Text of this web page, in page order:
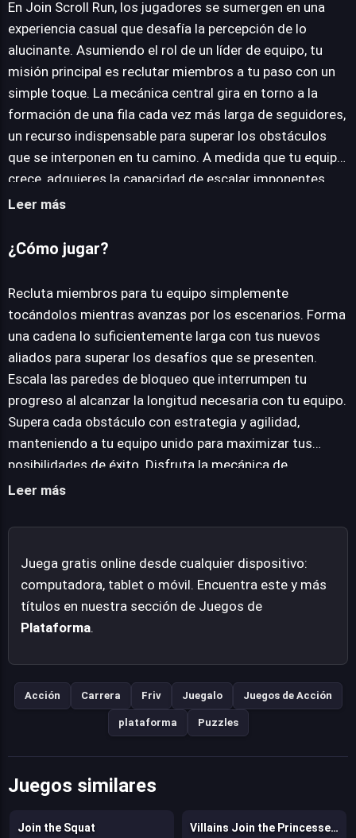
JUEGALO AHORA
En Join Scroll Run, los jugadores se sumergen en una
experiencia casual que desafía la percepción de lo
alucinante. Asumiendo el rol de un líder de equipo, tu
misión principal es reclutar miembros a tu paso con un
simple toque. La mecánica central gira en torno a la
formación de una fila cada vez más larga de seguidores,
un recurso indispensable para superar los obstáculos
que se interponen en tu camino. A medida que tu equipo
crece, adquieres la capacidad de escalar imponentes
paredes de bloqueo, progresando a través de niveles
dinámica interesante al comparar la facilidad de
relaciones reales, sugiriendo una fragilidad inherente al
vínculo digital que, sin embargo, no resta diversión a la
propuesta. Se trata de un bucle de juego adictivo que
combina la recolección estratégica con la superación de
plataformas, ofreciendo momentos de agilidad mental y
reacción. Su diseño intuitivo y la accesibilidad de sus
controles lo convierten en una opción atractiva para
sesiones de juego rápidas y satisfactorias, prometiendo
un entretenimiento sin complicaciones.
Leer más
¿Cómo jugar?
Recluta miembros para tu equipo simplemente
tocándolos mientras avanzas por los escenarios. Forma
una cadena lo suficientemente larga con tus nuevos
aliados para superar los desafíos que se presenten.
Escala las paredes de bloqueo que interrumpen tu
progreso al alcanzar la longitud necesaria con tu equipo.
Supera cada obstáculo con estrategia y agilidad,
manteniendo a tu equipo unido para maximizar tus
posibilidades de éxito. Disfruta la mecánica de
construcción de equipo y la progresión a través de un
Leer más
Juega gratis online desde cualquier dispositivo:
computadora, tablet o móvil. Encuentra este y más
títulos en nuestra sección de Juegos de
Plataforma.
Acción Carrera Friv Juegalo Juegos de Acción
plataforma Puzzles
Juegos similares
Join the Squat Villains Join the Princesses School